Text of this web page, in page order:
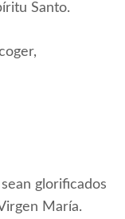
Santo.
glorificados
María.